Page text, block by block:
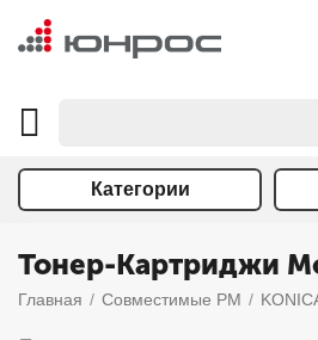
Категории
Тонер-Картриджи
Главная / Совместимые РМ /